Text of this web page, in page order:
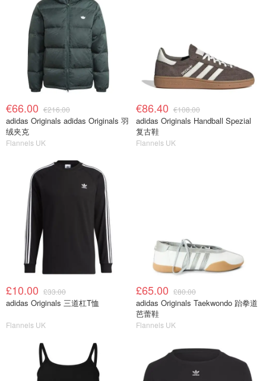
€66.00 €216.00
adidas Originals adidas Originals 羽
绒夹克
Flannels UK
€86.40 €108.00
adidas Originals Handball Spezial
复古鞋
Flannels UK
£10.00 £33.00
adidas Originals 三道杠T恤
Flannels UK
£65.00 £80.00
adidas Originals Taekwondo 跆拳道
芭蕾鞋
Flannels UK